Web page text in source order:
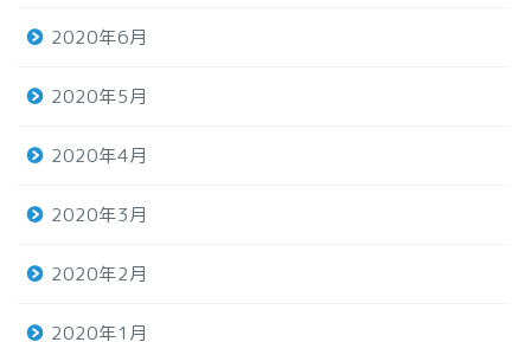
2020年6月
2020年5月
2020年4月
2020年3月
2020年2月
2020年1月